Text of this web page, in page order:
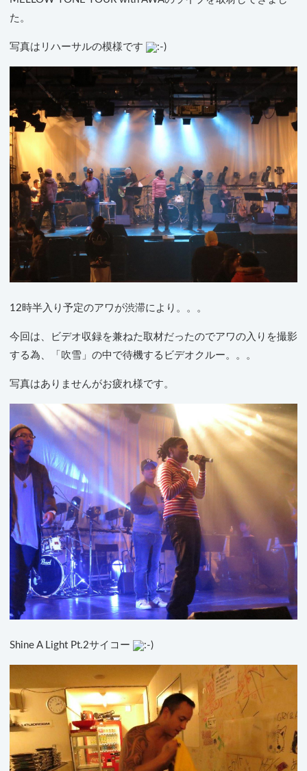
た。
写真はリハーサルの模様です
12時半入り予定のアワが渋滞により。。。
今回は、ビデオ収録を兼ねた取材だったのでアワの入りを撮影
する為、「吹雪」の中で待機するビデオクルー。。。
写真はありませんがお疲れ様です。
Shine A Light Pt.2サイコー